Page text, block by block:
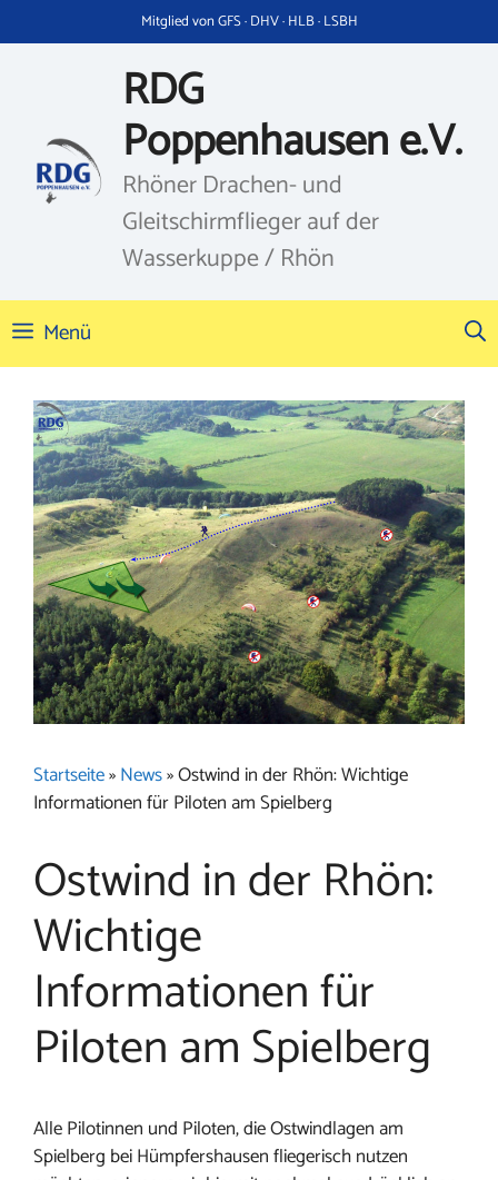
Inhalt
Mitglied von GFS · DHV · HLB · LSBH
RDG
Poppenhausen e.V.
Rhöner Drachen- und
Gleitschirmflieger auf der
Wasserkuppe / Rhön
Menü
Startseite»News»Ostwind in der Rhön: Wichtige
Informationen für Piloten am Spielberg
Ostwind in der Rhön:
Wichtige
Informationen für
Piloten am Spielberg
Alle Pilotinnen und Piloten, die Ostwindlagen am
Spielberg bei Hümpfershausen fliegerisch nutzen